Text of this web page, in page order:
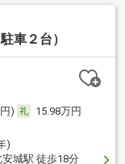
車２台）
)
15.98万円
)
城駅 徒歩18分